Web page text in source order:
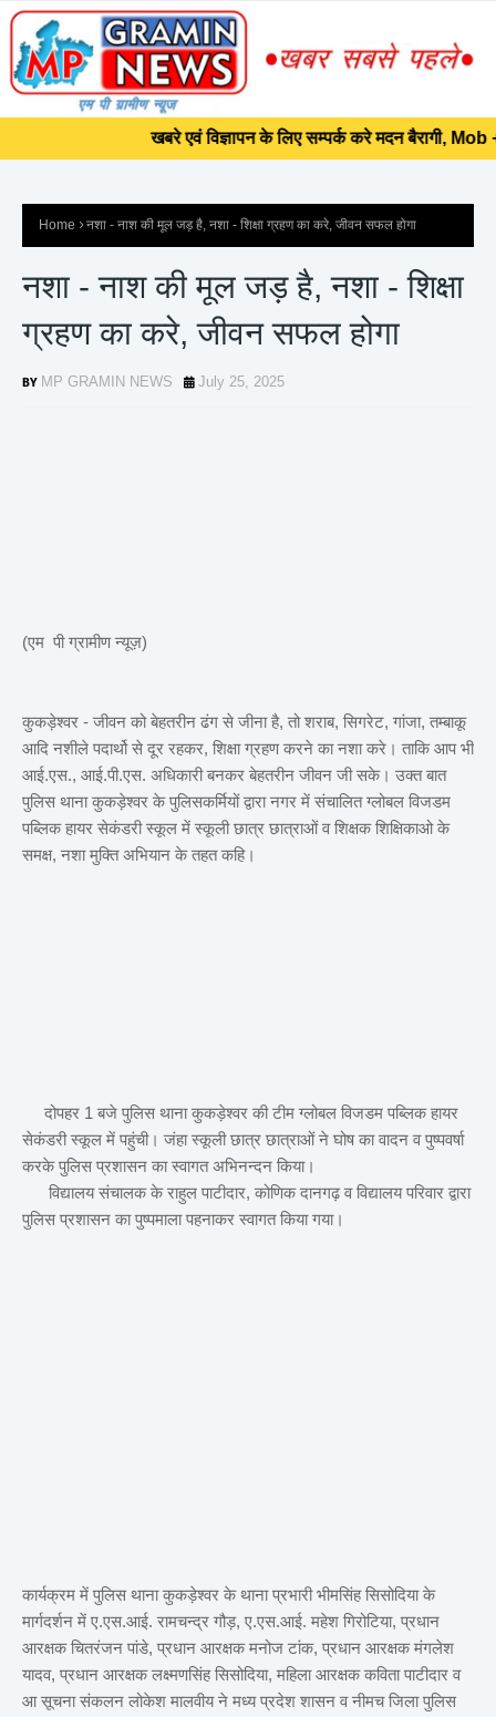
खबरे एवं विज्ञापन के लिए सम्पर्क करे मदन बैरागी, Mob
]]>
खबरे एवं विज्ञापन के लिए सम्पर्क करे मदन बैरागी, Mob
Home नशा - नाश की मूल जड़ है, नशा - शिक्षा ग्रहण का करे, जीवन सफल होगा
नशा - नाश की मूल जड़ है, नशा - शिक्षा
ग्रहण का करे, जीवन सफल होगा
MP GRAMIN NEWS July 25, 2025
(एम पी ग्रामीण न्यूज़)
कुकड़ेश्वर - जीवन को बेहतरीन ढंग से जीना है, तो शराब, सिगरेट, गांजा, तम्बाकू
आदि नशीले पदार्थो से दूर रहकर, शिक्षा ग्रहण करने का नशा करे। ताकि आप भी
आई.एस., आई.पी.एस. अधिकारी बनकर बेहतरीन जीवन जी सके। उक्त बात
पुलिस थाना कुकड़ेश्वर के पुलिसकर्मियों द्वारा नगर में संचालित ग्लोबल विजडम
पब्लिक हायर सेकंडरी स्कूल में स्कूली छात्र छात्राओं व शिक्षक शिक्षिकाओ के
समक्ष, नशा मुक्ति अभियान के तहत कहि।
दोपहर 1 बजे पुलिस थाना कुकड़ेश्वर की टीम ग्लोबल विजडम पब्लिक हायर
सेकंडरी स्कूल में पहुंची। जंहा स्कूली छात्र छात्राओं ने घोष का वादन व पुष्पवर्षा
करके पुलिस प्रशासन का स्वागत अभिनन्दन किया।
विद्यालय संचालक के राहुल पाटीदार, कोणिक दानगढ़ व विद्यालय परिवार द्वारा
पुलिस प्रशासन का पुष्पमाला पहनाकर स्वागत किया गया।
कार्यक्रम में पुलिस थाना कुकड़ेश्वर के थाना प्रभारी भीमसिंह सिसोदिया के
मार्गदर्शन में ए.एस.आई. रामचन्द्र गौड़, ए.एस.आई. महेश गिरोटिया, प्रधान
आरक्षक चितरंजन पांडे, प्रधान आरक्षक मनोज टांक, प्रधान आरक्षक मंगलेश
यादव, प्रधान आरक्षक लक्ष्मणसिंह सिसोदिया, महिला आरक्षक कविता पाटीदार व
आ सूचना संकलन लोकेश मालवीय ने मध्य प्रदेश शासन व नीमच जिला पुलिस